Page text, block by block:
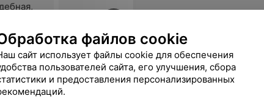
не первый раз Еще
файлов cookie
сайт использует файлы cookie для обеспечения
пользователей сайта, его улучшения, сбора
и предоставления персонализированных